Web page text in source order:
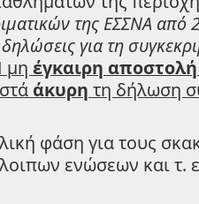
της ΕΣΣΝΑ
για τη
μη έγκαιρη
άκυρη τη δήλωση
φάση για τους
ενώσεων και τ.